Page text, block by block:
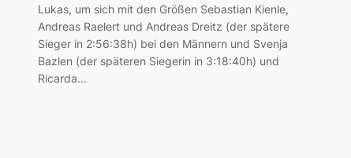
Lukas, um sich mit den Größen Sebastian Kienle,
Andreas Raelert und Andreas Dreitz (der spätere
Sieger in 2:56:38h) bei den Männern und Svenja
Bazlen (der späteren Siegerin in 3:18:40h) und
Ricarda…